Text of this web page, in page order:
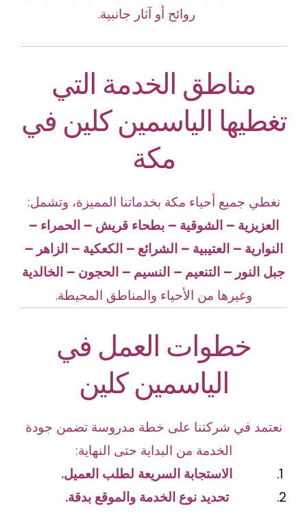
روائح أو آثار جانبية.
مناطق الخدمة التي
تغطيها الياسمين كلين في
مكة
نغطي جميع أحياء مكة بخدماتنا المميزة، وتشمل:
العزيزية – الشوقية – بطحاء قريش – الحمراء –
النوارية – العتيبية – الشرائع – الكعكية – الزاهر –
جبل النور – التنعيم – النسيم – الحجون – الخالدية
وغيرها من الأحياء والمناطق المحيطة.
خطوات العمل في
الياسمين كلين
نعتمد في شركتنا على خطة مدروسة تضمن جودة
الخدمة من البداية حتى النهاية:
الاستجابة السريعة لطلب العميل.
تحديد نوع الخدمة والموقع بدقة.